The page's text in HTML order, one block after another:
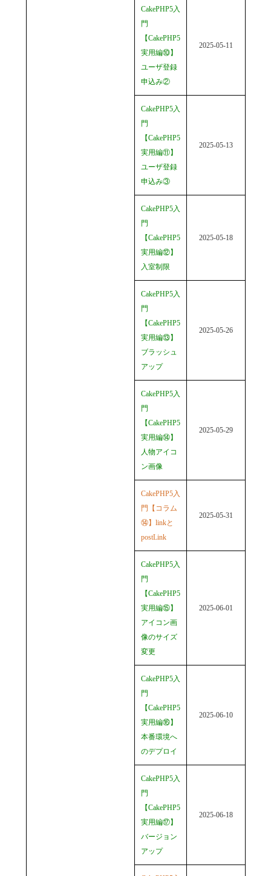
CakePHP5入
門
【CakePHP5
実用編⑩】
ユーザ登録
申込み②
2025-05-11
CakePHP5入
門
【CakePHP5
実用編⑪】
ユーザ登録
申込み③
2025-05-13
CakePHP5入
門
【CakePHP5
実用編⑫】
入室制限
2025-05-18
CakePHP5入
門
【CakePHP5
実用編⑬】
ブラッシュ
アップ
2025-05-26
CakePHP5入
門
【CakePHP5
実用編⑭】
人物アイコ
ン画像
2025-05-29
CakePHP5入
門【コラム
⑭】linkと
postLink
2025-05-31
CakePHP5入
門
【CakePHP5
実用編⑮】
アイコン画
像のサイズ
変更
2025-06-01
CakePHP5入
門
【CakePHP5
実用編⑯】
本番環境へ
のデプロイ
2025-06-10
CakePHP5入
門
【CakePHP5
実用編⑰】
バージョン
アップ
2025-06-18